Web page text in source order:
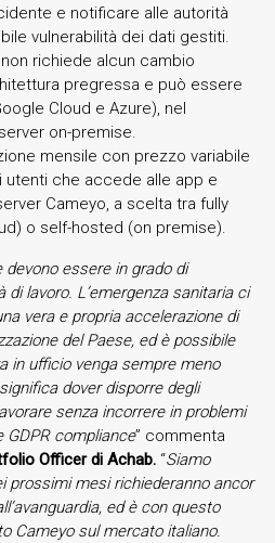
e notificare alle autorità
vulnerabilità dei dati gestiti.
richiede alcun cambio
pregressa e può essere
Cloud e Azure), nel
on-premise.
mensile con prezzo variabile
utenti che accede alle app e
Cameyo, a scelta tra fully
o self-hosted (on premise).
devono essere in grado di
di lavoro. L’emergenza sanitaria ci
vera e propria accelerazione di
del Paese, ed è possibile
in ufficio venga sempre meno
dover disporre degli
senza incorrere in problemi
GDPR compliance” commenta
Officer di Achab. “Siamo
prossimi mesi richiederanno ancor
ed è con questo
Cameyo sul mercato italiano.